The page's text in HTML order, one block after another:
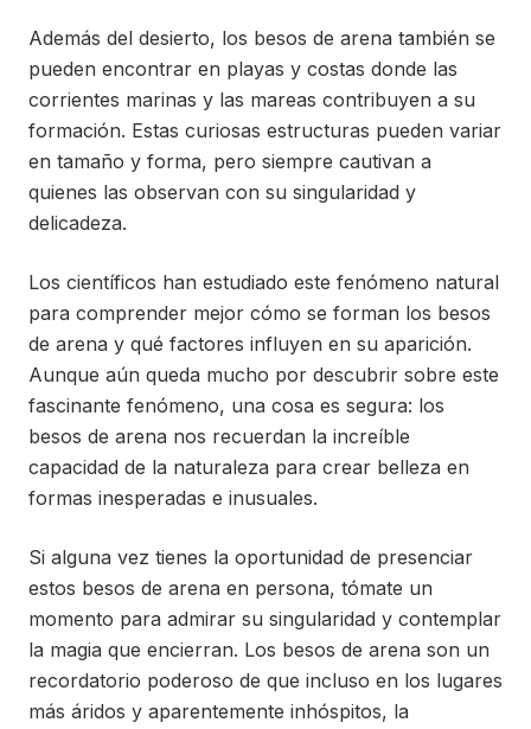
Además del desierto, los besos de arena también se
pueden encontrar en playas y costas donde las
corrientes marinas y las mareas contribuyen a su
formación. Estas curiosas estructuras pueden variar
en tamaño y forma, pero siempre cautivan a
quienes las observan con su singularidad y
delicadeza.
Los científicos han estudiado este fenómeno natural
para comprender mejor cómo se forman los besos
de arena y qué factores influyen en su aparición.
Aunque aún queda mucho por descubrir sobre este
fascinante fenómeno, una cosa es segura: los
besos de arena nos recuerdan la increíble
capacidad de la naturaleza para crear belleza en
formas inesperadas e inusuales.
Si alguna vez tienes la oportunidad de presenciar
estos besos de arena en persona, tómate un
momento para admirar su singularidad y contemplar
la magia que encierran. Los besos de arena son un
recordatorio poderoso de que incluso en los lugares
más áridos y aparentemente inhóspitos, la